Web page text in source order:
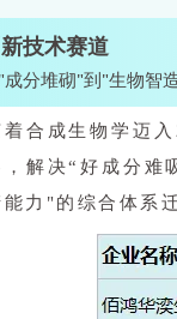
技术赛道
分堆砌"到"生物智
着合成生物学迈
，解决“好成分难
能力"的综合体系